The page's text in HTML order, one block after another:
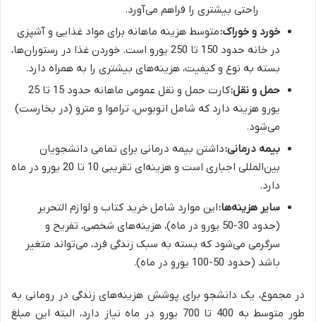
راحتی بیشتری را فراهم می‌آورد.
خورد و خوراک:متوسط هزینه ماهانه برای مواد غذایی و آشپزی
در خانه حدود 150 تا 250 یورو است. خوردن غذا در رستوران‌ها،
بسته به نوع و کیفیت، هزینه‌های بیشتری را به همراه دارد.
حمل و نقل:
کارت حمل و نقل عمومی ماهانه حدود 15 تا 25
یورو هزینه دارد که شامل اتوبوس، تراموا و مترو (در بخارست)
می‌شود.
بیمه درمانی:داشتن بیمه درمانی برای تمامی دانشجویان
بین‌المللی اجباری است و هزینه‌ای تقریبی 10 تا 20 یورو در ماه
دارد.
سایر هزینه‌ها:این موارد شامل خرید کتاب و لوازم التحریر
(حدود 30-50 یورو در ماه)، هزینه‌های شخصی، تفریح و
سرگرمی می‌شود که بسته به سبک زندگی فرد، می‌تواند متغیر
باشد (حدود 50-100 یورو در ماه).
در مجموع، یک دانشجو برای پوشش هزینه‌های زندگی در رومانی به
طور متوسط به 400 تا 700 یورو در ماه نیاز دارد، البته این مبلغ